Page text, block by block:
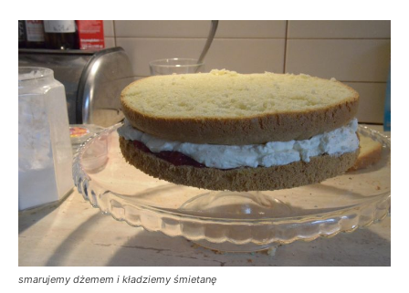
smarujemy dżemem i kładziemy śmietanę